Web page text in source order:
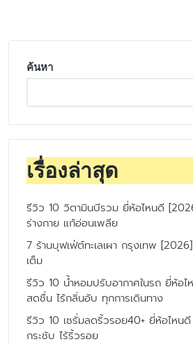
ค้นหา
เรื่องล่าสุด
รีวิว 10 วิตามินบีรวม ยี่ห้อไหนดี
ร่างกาย แก้อ่อนเพลีย
7 ร้านบุฟเฟ่ต์ทะเลเผา กรุงเทพ
เต็ม
รีวิว 10 น้ำหอมปรับอากาศในรถ ยี่ห้อ
สดชื่น ไร้กลิ่นอับ ทุกการเดินทาง
รีวิว 10 เซรั่มลดริ้วรอย40+ ยี่ห้อไหน
กระชับ ไร้ริ้วรอย